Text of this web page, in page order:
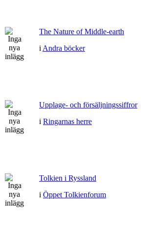
The Nature of Middle-earth
i Andra böcker
Upplage- och försäljningssiffror
i Ringarnas herre
Tolkien i Ryssland
i Öppet Tolkienforum